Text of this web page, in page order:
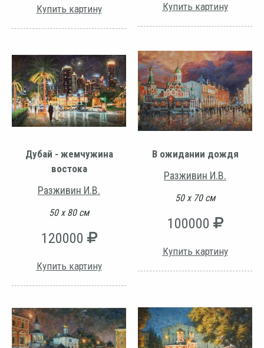
Купить картину Купить картину
Дубай - жемчужина
востока
Разживин И.В.
50 х 80 см
120000
Купить картину
В ожидании дождя
Разживин И.В.
50 х 70 см
100000
Купить картину